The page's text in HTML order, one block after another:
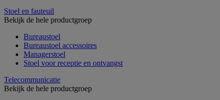
Stoel en fauteuil
Bekijk de hele productgroep
Bureaustoel
Bureaustoel accessoires
Managerstoel
Stoel voor receptie en ontvangst
Telecommunicatie
Bekijk de hele productgroep